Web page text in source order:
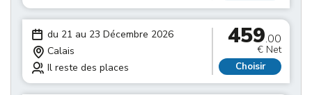
du 21 au 23 Décembre 2026
Calais
Il reste des places
459.00
€ Net
Choisir